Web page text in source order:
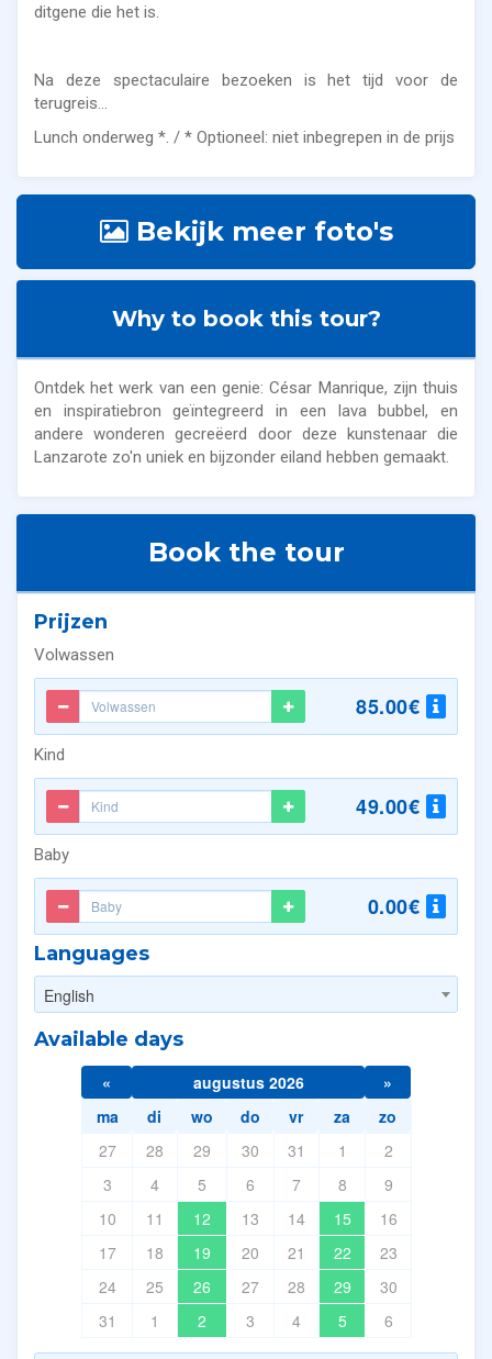
ditgene die het is.
Na deze spectaculaire bezoeken is het tijd voor de
terugreis...
Lunch onderweg *. / * Optioneel: niet inbegrepen in de prijs
Bekijk meer foto's
Why to book this tour?
Ontdek het werk van een genie: César Manrique, zijn thuis
en inspiratiebron geïntegreerd in een lava bubbel, en
andere wonderen gecreëerd door deze kunstenaar die
Lanzarote zo'n uniek en bijzonder eiland hebben gemaakt.
Book the tour
Prijzen
Volwassen
85.00€
Kind
49.00€
Baby
0.00€
Languages
English
Available days
« augustus 2026
»
ma
di wo do vr za
zo
27
28 29 30 31 1
2
3
4 5 6 7 8
9
10
11 12 13 14 15
16
17
18 19 20 21 22
23
24
25 26 27 28 29
30
31
1 2 3 4 5 6